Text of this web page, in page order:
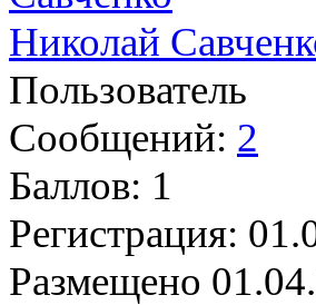
Николай
Пользователь
Сообщений: 2
Баллов: 1
Регистрация:
Размещено